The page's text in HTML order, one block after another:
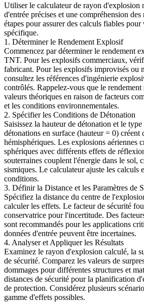
Utiliser le calculateur de rayon d'explosion
d'entrée précises et une compréhension des
étapes pour assurer des calculs fiables
spécifique.
1. Déterminer le Rendement Explosif
Commencez par déterminer le rendement
TNT. Pour les explosifs commerciaux,
fabricant. Pour les explosifs improvisés ou
consultez les références d'ingénierie
contrôlés. Rappelez-vous que le rendement
valeurs théoriques en raison de facteurs
et les conditions environnementales.
2. Spécifier les Conditions de Détonation
Saisissez la hauteur de détonation et le
détonations en surface (hauteur = 0) créent
hémisphériques. Les explosions aériennes
sphériques avec différents effets de
souterraines couplent l'énergie dans le sol,
sismiques. Le calculateur ajuste les calculs
conditions.
3. Définir la Distance et les Paramètres de
Spécifiez la distance du centre de
calculer les effets. Le facteur de sécurité
conservatrice pour l'incertitude. Des
sont recommandés pour les applications
données d'entrée peuvent être incertaines.
4. Analyser et Appliquer les Résultats
Examinez le rayon d'explosion calculé, la
de sécurité. Comparez les valeurs de
dommages pour différentes structures et
distances de sécurité pour la planification
de protection. Considérez plusieurs
gamme d'effets possibles.